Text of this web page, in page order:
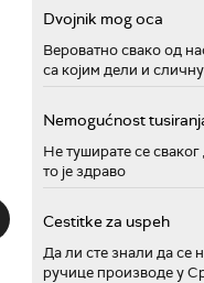
Dvojnik mog oca
Вероватно свако од
са којим дели и
Nemogućnost
Не туширате се
то је здраво
Cestitke za uspeh
Да ли сте знали да се
ручице производе у